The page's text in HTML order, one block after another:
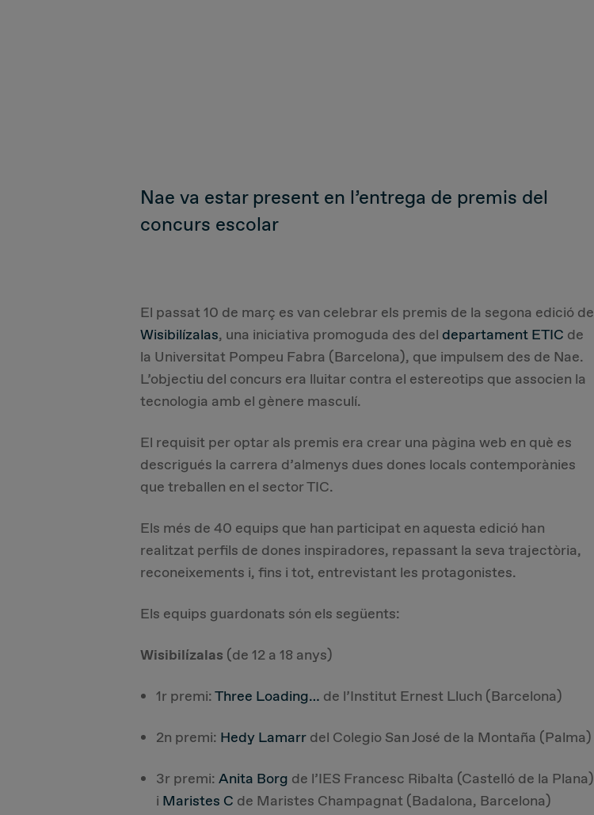
Nae va estar present en l’entrega de premis del
concurs escolar
El passat 10 de març es van celebrar els premis de la segona edició de
Wisibilízalas, una iniciativa promoguda des del departament ETIC de
la Universitat Pompeu Fabra (Barcelona), que impulsem des de Nae.
L’objectiu del concurs era lluitar contra el estereotips que associen la
tecnologia amb el gènere masculí.
El requisit per optar als premis era crear una pàgina web en què es
descrigués la carrera d’almenys dues dones locals contemporànies
que treballen en el sector TIC.
Els més de 40 equips que han participat en aquesta edició han
realitzat perfils de dones inspiradores, repassant la seva trajectòria,
reconeixements i, fins i tot, entrevistant les protagonistes.
Els equips guardonats són els següents:
Wisibilízalas (de 12 a 18 anys)
1r premi:Three Loading… de l’Institut Ernest Lluch (Barcelona)
2n premi: Hedy Lamarr del Colegio San José de la Montaña (Palma)
3r premi:Anita Borg de l’IES Francesc Ribalta (Castelló de la Plana)
i Maristes C de Maristes Champagnat (Badalona, Barcelona)